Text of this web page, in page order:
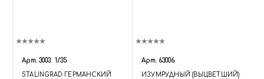
Арт. 3003 1/35
STALINGRAD ГЕРМАНСКИЙ
Арт. 63006
ИЗУМРУДНЫЙ (ВЫЦВЕТШИЙ)